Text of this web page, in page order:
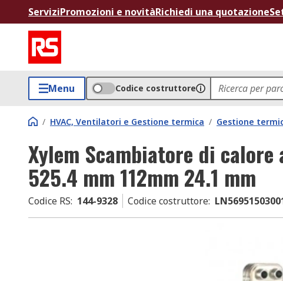
ServiziPromozioni e novitàRichiedi una quotazione
Menu Codice costruttore
/ HVAC, Ventilatori e Gestione termica / Gestione
Xylem Scambiatore di
525.4 mm 112mm 24.1 mm
Codice RS: 144-9328 Codice costruttore: